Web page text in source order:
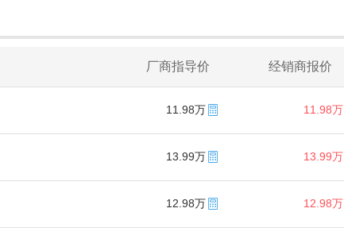
厂商指导价 经销商报价
11.98万 11.98万
13.99万 13.99万
12.98万 12.98万